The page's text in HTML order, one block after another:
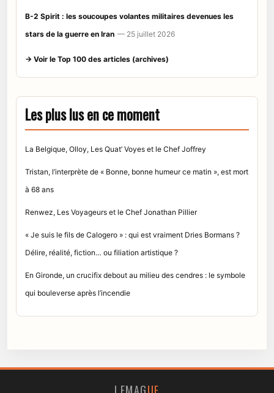
B-2 Spirit : les soucoupes volantes militaires devenues les
stars de la guerre en Iran — 25 juillet 2026
→ Voir le Top 100 des articles (archives)
Les plus lus en ce moment
La Belgique, Olloy, Les Quat’ Voyes et le Chef Joffrey
Tristan, l’interprète de « Bonne, bonne humeur ce matin », est mort
à 68 ans
Renwez, Les Voyageurs et le Chef Jonathan Pillier
« Je suis le fils de Calogero » : qui est vraiment Dries Bormans ?
Délire, réalité, fiction… ou filiation artistique ?
En Gironde, un crucifix debout au milieu des cendres : le symbole
qui bouleverse après l’incendie